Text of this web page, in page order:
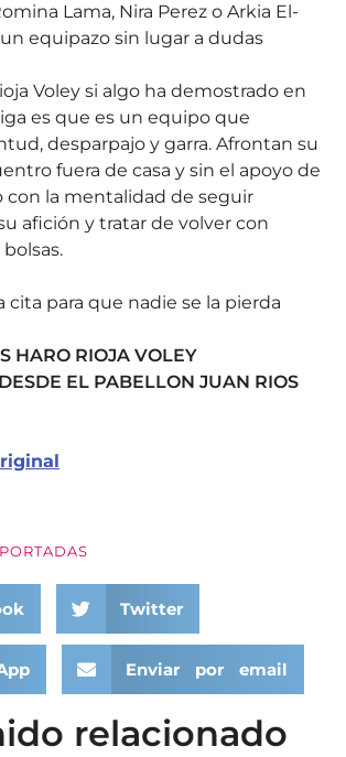
Lama, Nira Perez o Arkia El-
equipazo sin lugar a dudas
Voley si algo ha demostrado en
es que es un equipo que
desparpajo y garra. Afrontan su
fuera de casa y sin el apoyo de
con la mentalidad de seguir
afición y tratar de volver con
cita para que nadie se la pierda
HARO RIOJA VOLEY
EL PABELLON JUAN RIOS
Twitter
Enviar por email
relacionado